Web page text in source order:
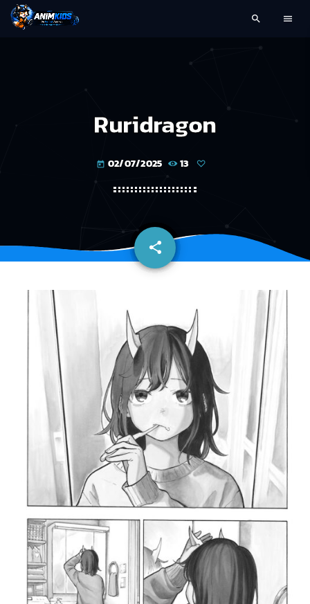
search menu
Ruridragon
today 02/07/2025 13
share
email